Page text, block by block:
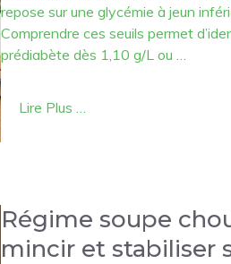
repose sur une glycémie à jeun
Comprendre ces seuils permet
prédiabète dès 1,10 g/L ou …
Lire Plus …
Régime soupe
mincir et stabiliser